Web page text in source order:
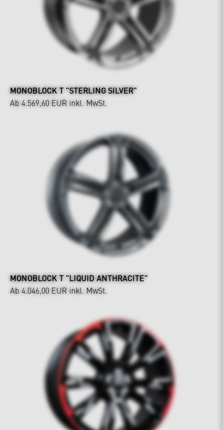
MONOBLOCK T "STERLING SILVER"
Ab 4.569,60 EUR inkl. MwSt.
MONOBLOCK T "LIQUID ANTHRACITE"
Ab 4.046,00 EUR inkl. MwSt.